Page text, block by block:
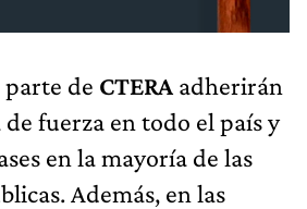
parte de CTERA adherirán
fuerza en todo el país y
en la mayoría de las
Además, en las